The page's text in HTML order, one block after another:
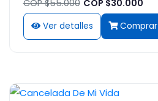
COP $55.000 COP $30.000
Ver detalles Comprar